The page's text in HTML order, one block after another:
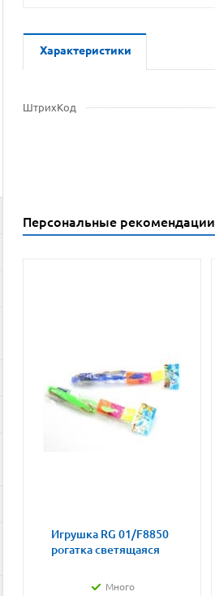
Характеристики
ШтрихКод
Персональные рекомендации
Игрушка RG 01/F8850
рогатка светящаяся
Много